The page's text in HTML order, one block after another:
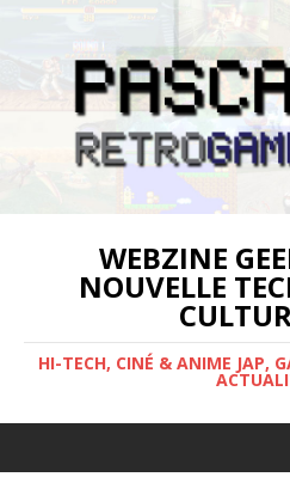
WEBZINE
NOUVELLE
HI-TECH, CINÉ & ANIME JAP,